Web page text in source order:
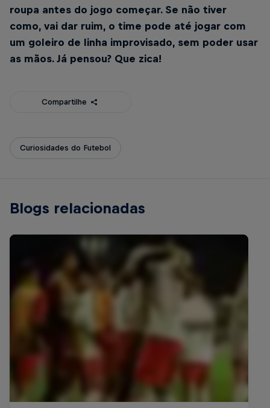
roupa antes do jogo começar. Se não tiver
como, vai dar ruim, o time pode até jogar com
um goleiro de linha improvisado, sem poder usar
as mãos. Já pensou? Que zica!
Compartilhe
Curiosidades do Futebol
Blogs relacionadas